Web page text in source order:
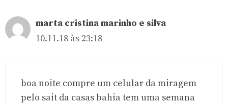
marta cristina marinho e silva
10.11.18 às 23:18
boa noite compre um celular da miragem
pelo sait da casas bahia tem uma semana